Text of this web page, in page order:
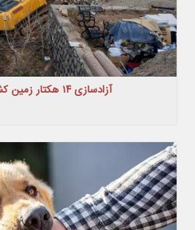
آزادسازی ۱۴ هکتار زمین کشاورزی در لواسانات